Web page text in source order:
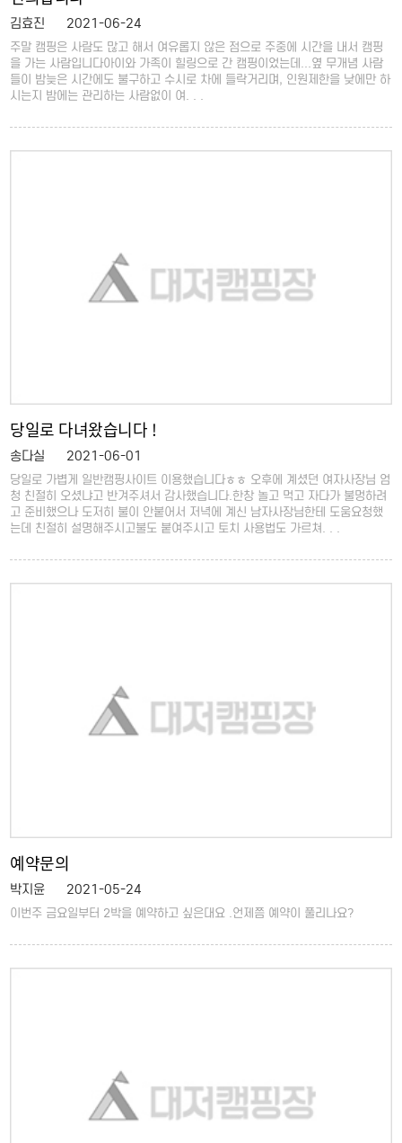
김효진 2021-06-24
주말 캠핑은 사람도 많고 해서 여유롭지 않은 점으로 주중에 시간을 내서 캠핑
을 가는 사람입니다아이와 가족이 힐링으로 간 캠핑이었는데...옆 무개념 사람
들이 밤늦은 시간에도 불구하고 수시로 차에 들락거리며, 인원제한을 낮에만 하
시는지 밤에는 관리하는 사람없이 여. . .
당일로 다녀왔습니다 !
송다실 2021-06-01
당일로 가볍게 일반캠핑사이트 이용했습니다ㅎㅎ 오후에 계셨던 여자사장님 엄
청 친절히 오셨냐고 반겨주셔서 감사했습니다.한창 놀고 먹고 자다가 불멍하려
고 준비했으나 도저히 불이 안붙어서 저녁에 계신 남자사장님한테 도움요청했
는데 친절히 설명해주시고불도 붙여주시고 토치 사용법도 가르쳐. . .
예약문의
박지윤 2021-05-24
이번주 금요일부터 2박을 예약하고 싶은대요 .언제쯤 예약이 풀리나요?